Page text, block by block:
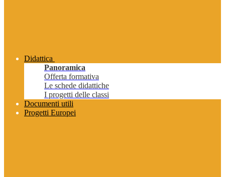
Didattica
Panoramica
Offerta formativa
Le schede didattiche
I progetti delle classi
Documenti utili
Progetti Europei